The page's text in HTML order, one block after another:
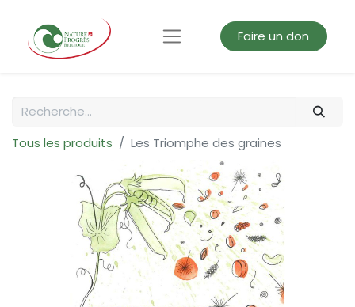
Faire un don
Tous les produits Les Triomphe des graines